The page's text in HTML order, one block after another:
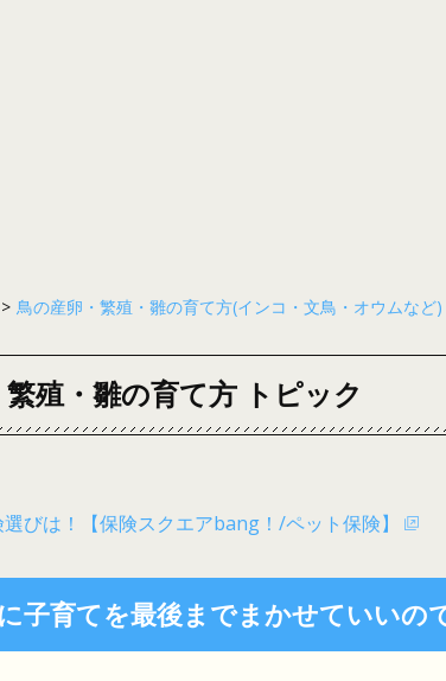
> 鳥の産卵・繁殖・雛の育て方(インコ・文鳥・オウムなど)
殖・雛の育て方 トピック
びは！【保険スクエアbang！/ペット保険】
子育てを最後までまかせていいの